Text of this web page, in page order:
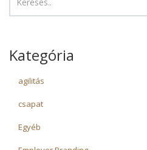
Kategória
agilitás
csapat
Egyéb